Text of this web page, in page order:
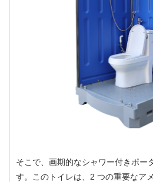
そこで、画期的なシャワー付きポー
す。このトイレは、2 つの重要なア